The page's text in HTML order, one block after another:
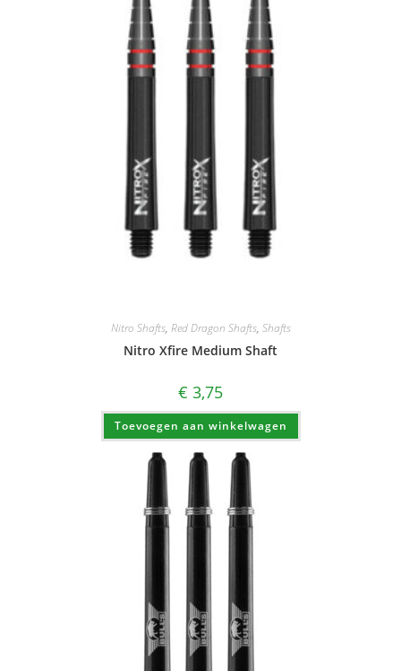
Nitro Shafts, Red Dragon Shafts, Shafts
Nitro Xfire Medium Shaft
€ 3,75
Toevoegen aan winkelwagen